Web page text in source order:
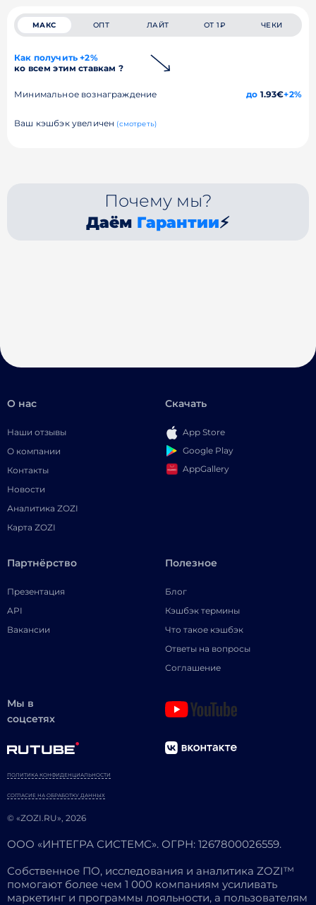
МАКС ОПТ ЛАЙТ ОТ 1₽ ЧЕКИ
Как получить +2%
ко всем этим ставкам ?
Минимальное вознаграждение до 1.93€+2%
Ваш кэшбэк увеличен (смотреть)
Почему мы?
Даём Гарантии⚡
О нас
Наши отзывы
О компании
Контакты
Новости
Аналитика ZOZI
Карта ZOZI
Скачать
App Store
Google Play
AppGallery
Партнёрство
Презентация
API
Вакансии
Полезное
Блог
Кэшбэк термины
Что такое кэшбэк
Ответы на вопросы
Соглашение
Мы в
соцсетях
© «ZOZI.RU», 2026
ПОЛИТИКА КОНФИДЕНЦИАЛЬНОСТИ
СОГЛАСИЕ НА ОБРАБОТКУ ДАННЫХ
ООО «ИНТЕГРА СИСТЕМС». ОГРН: 1267800026559.
Собственное ПО, исследования и аналитика ZOZI™
помогают более чем 1 000 компаниям усиливать
маркетинг и программы лояльности, а пользователям